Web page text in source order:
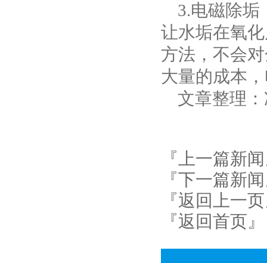
3.电磁除垢
让水垢在氧
方法，不会
大量的成本
文章整理：
『上一篇新
『下一篇新
『返回上一
『返回首页』